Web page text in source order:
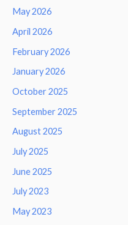
May 2026
April 2026
February 2026
January 2026
October 2025
September 2025
August 2025
July 2025
June 2025
July 2023
May 2023